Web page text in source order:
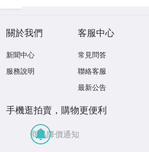
關於我們
新聞中心
服務說明
客服中心
常見問答
聯絡客服
最新公告
手機逛拍賣，購物更便利
商品降價通知